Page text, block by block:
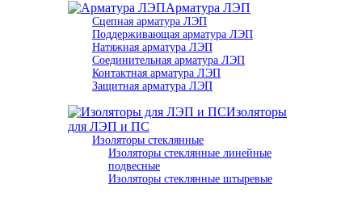
Арматура ЛЭП
Cцепная арматура ЛЭП
Поддерживающая арматура ЛЭП
Натяжная арматура ЛЭП
Соединительная арматура ЛЭП
Контактная арматура ЛЭП
Защитная арматура ЛЭП
Изоляторы
для ЛЭП и ПС
Изоляторы стеклянные
Изоляторы стеклянные линейные
подвесные
Изоляторы стеклянные штыревые